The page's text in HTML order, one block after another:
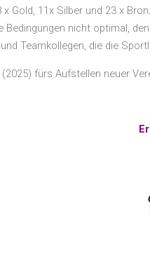
Gold, 11x Silber und 23 x
Bedingungen nicht optimal,
Teamkollegen, die die
fürs Aufstellen neuer